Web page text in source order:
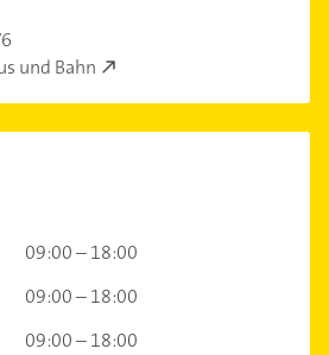
und Bahn
09:00 – 18:00
09:00 – 18:00
09:00 – 18:00